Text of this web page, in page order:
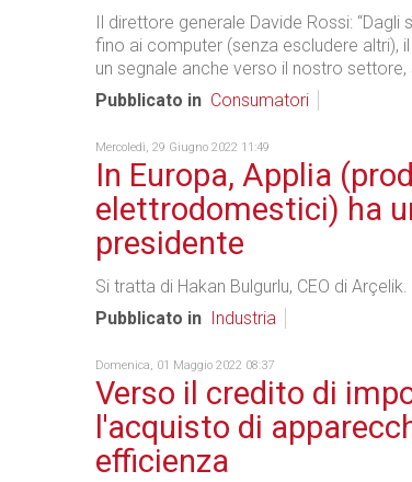
Il direttore generale Davide Rossi:
fino ai computer (senza escludere altri),
un segnale anche verso il nostro
Pubblicato in Consumatori
Mercoledì, 29 Giugno 2022 11:49
In Europa, Applia
elettrodomestici) ha
presidente
Si tratta di Hakan Bulgurlu, CEO di Arçelik.
Pubblicato in
Industria
Domenica, 01 Maggio 2022 08:37
Verso il credito di
l'acquisto di
efficienza